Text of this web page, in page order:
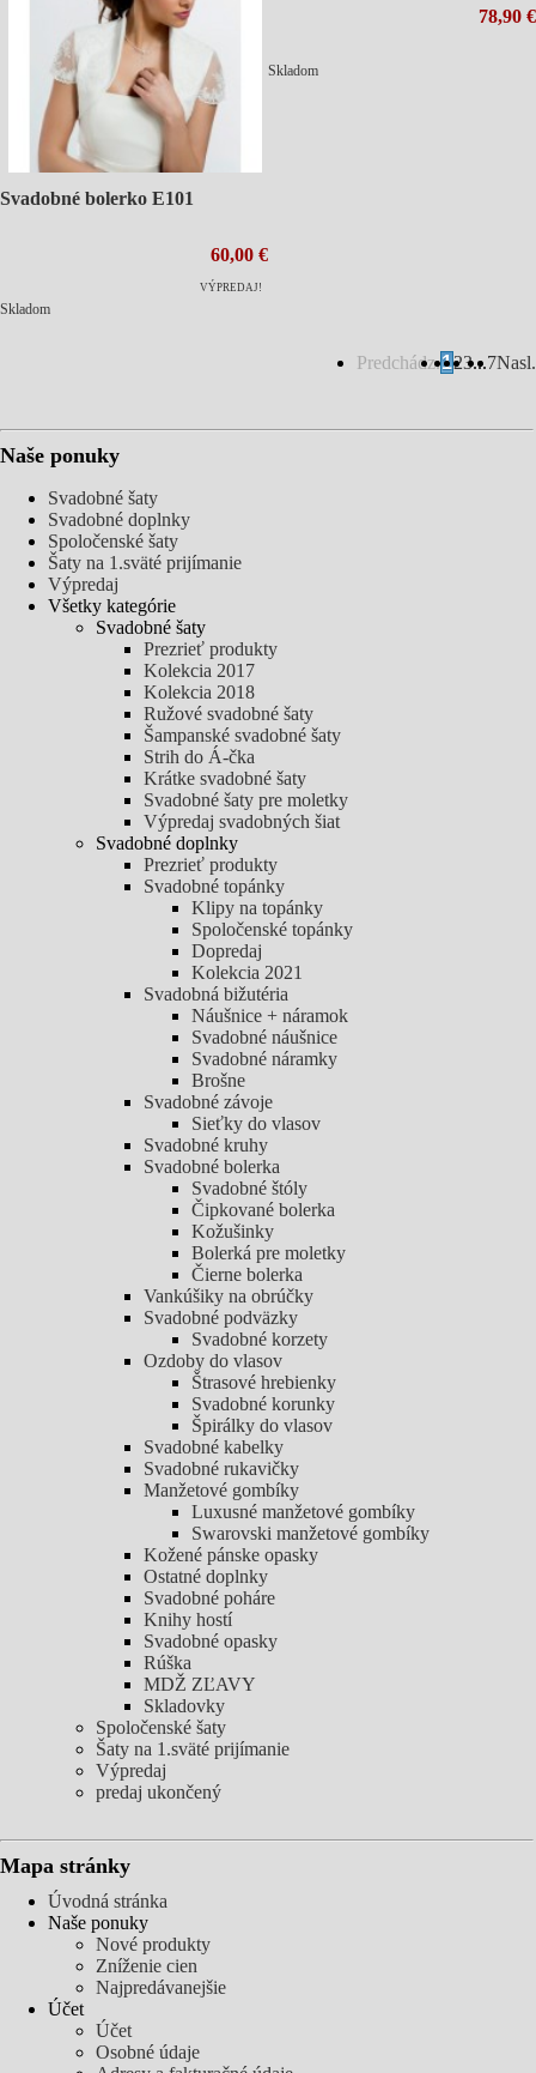
Svadobné bolerko E101
60,00 €
VÝPREDAJ!
Skladom
78,90 €
Skladom
Predchádz.123...7Nasl.
Naše ponuky
Svadobné šaty
Svadobné doplnky
Spoločenské šaty
Šaty na 1.sväté prijímanie
Výpredaj
Všetky kategórie
Svadobné šaty
Prezrieť produkty
Kolekcia 2017
Kolekcia 2018
Ružové svadobné šaty
Šampanské svadobné šaty
Strih do Á-čka
Krátke svadobné šaty
Svadobné šaty pre moletky
Výpredaj svadobných šiat
Svadobné doplnky
Prezrieť produkty
Svadobné topánky
Klipy na topánky
Spoločenské topánky
Dopredaj
Kolekcia 2021
Svadobná bižutéria
Náušnice + náramok
Svadobné náušnice
Svadobné náramky
Brošne
Svadobné závoje
Sieťky do vlasov
Svadobné kruhy
Svadobné bolerka
Svadobné štóly
Čipkované bolerka
Kožušinky
Bolerká pre moletky
Čierne bolerka
Vankúšiky na obrúčky
Svadobné podväzky
Svadobné korzety
Ozdoby do vlasov
Štrasové hrebienky
Svadobné korunky
Špirálky do vlasov
Svadobné kabelky
Svadobné rukavičky
Manžetové gombíky
Luxusné manžetové gombíky
Swarovski manžetové gombíky
Kožené pánske opasky
Ostatné doplnky
Svadobné poháre
Knihy hostí
Svadobné opasky
Rúška
MDŽ ZĽAVY
Skladovky
Spoločenské šaty
Šaty na 1.sväté prijímanie
Výpredaj
predaj ukončený
Mapa stránky
Úvodná stránka
Naše ponuky
Nové produkty
Zníženie cien
Najpredávanejšie
Účet
Účet
Osobné údaje